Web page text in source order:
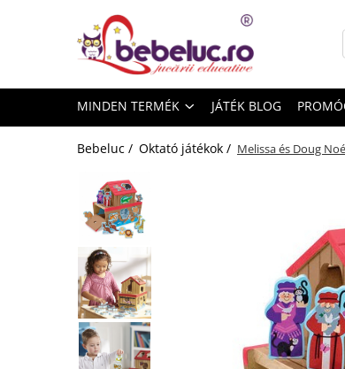
Minden termék
Építő készletek gyerekeknek
Mágneses játékok
Kísérleti készletek gyerekeknek
Az emberi test szervei
Játékrobotok
Kreativitást fejlesztő játékok
Lucru manual copii
MINDEN TERMÉK JÁTÉK BLOG
Bebeluc / Oktató játékok / Melissa és Doug